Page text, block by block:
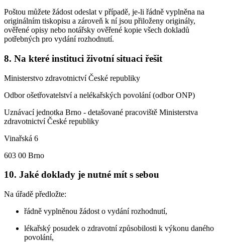
Poštou můžete žádost odeslat v případě, je-li řádně vyplněna na
originálním tiskopisu a zároveň k ní jsou přiloženy originály,
ověřené opisy nebo notářsky ověřené kopie všech dokladů
potřebných pro vydání rozhodnutí.
8. Na které instituci životní situaci řešit
Ministerstvo zdravotnictví České republiky
Odbor ošetřovatelství a nelékařských povolání (odbor ONP)
Uznávací jednotka Brno - detašované pracoviště Ministerstva
zdravotnictví České republiky
Vinařská 6
603 00 Brno
10. Jaké doklady je nutné mít s sebou
Na úřadě předložte:
řádně vyplněnou žádost o vydání rozhodnutí,
lékařský posudek o zdravotní způsobilosti k výkonu daného
povolání,